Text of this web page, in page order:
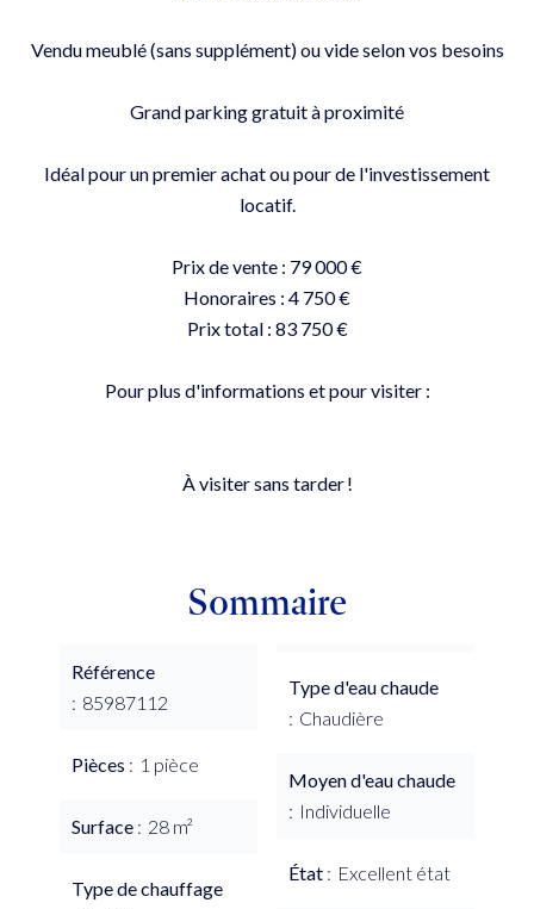
Vendu meublé (sans supplément) ou vide selon vos besoins
Grand parking gratuit à proximité
Idéal pour un premier achat ou pour de l'investissement
locatif.
Prix de vente : 79 000 €
Honoraires : 4 750 €
Prix total : 83 750 €
Pour plus d'informations et pour visiter :
À visiter sans tarder !
Sommaire
Référence
85987112
Pièces 1 pièce
Surface 28 m²
Type de chauffage
Type d'eau chaude
Chaudière
Moyen d'eau chaude
Individuelle
État Excellent état